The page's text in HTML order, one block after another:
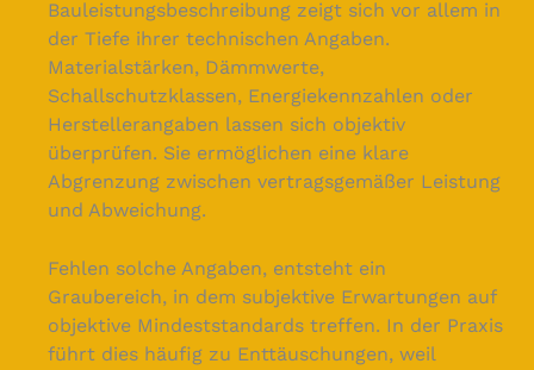
Bauleistungsbeschreibung zeigt sich vor allem in
der Tiefe ihrer technischen Angaben.
Materialstärken, Dämmwerte,
Schallschutzklassen, Energiekennzahlen oder
Herstellerangaben lassen sich objektiv
überprüfen. Sie ermöglichen eine klare
Abgrenzung zwischen vertragsgemäßer Leistung
und Abweichung.
Fehlen solche Angaben, entsteht ein
Graubereich, in dem subjektive Erwartungen auf
objektive Mindeststandards treffen. In der Praxis
führt dies häufig zu Enttäuschungen, weil